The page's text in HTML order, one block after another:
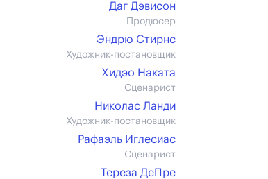
Даг Дэвисон
Продюсер
Эндрю Стирнс
Художник-постановщик
Хидэо Наката
Сценарист
Николас Ланди
Художник-постановщик
Рафаэль Иглесиас
Сценарист
Тереза ДеПре